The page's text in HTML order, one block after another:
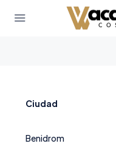
Ciudad
Benidrom